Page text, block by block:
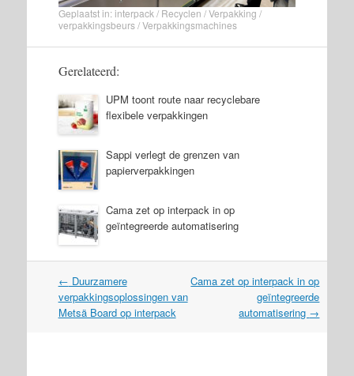
Geplaatst in:interpack / Recyclen /Verpakking /
verpakkingsbeurs/Verpakkingsmachines
Gerelateerd:
UPM toont route naar recyclebare
flexibele verpakkingen
Sappi verlegt de grenzen van
papierverpakkingen
Cama zet op interpack in op
geïntegreerde automatisering
Post
navigation
← Duurzamere
verpakkingsoplossingen van
Metsä Board op interpack
Cama zet op interpack in op
geïntegreerde
automatisering →